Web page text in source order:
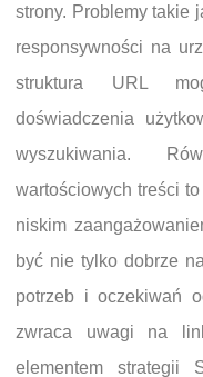
strony. Problemy takie
responsywności na
struktura URL
doświadczenia
wyszukiwania.
wartościowych treści
niskim
być nie tylko dobrze
potrzeb i oczekiwań
zwraca uwagi na
elementem strategii